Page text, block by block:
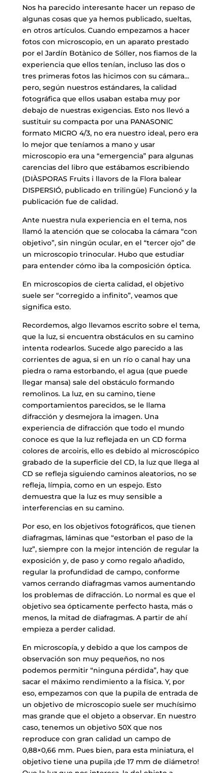
Nos ha parecido interesante hacer un repaso de
algunas cosas que ya hemos publicado, sueltas,
en otros artículos. Cuando empezamos a hacer
fotos con microscopio, en un aparato prestado
por el Jardín Botànico de Sóller, nos fiamos de la
experiencia que ellos tenían, incluso las dos o
tres primeras fotos las hicimos con su cámara…
pero, según nuestros estándares, la calidad
fotográfica que ellos usaban estaba muy por
debajo de nuestras exigencias. Esto nos llevó a
sustituir su compacta por una PANASONIC
formato MICRO 4/3, no era nuestro ideal, pero era
lo mejor que teníamos a mano y usar
microscopio era una “emergencia” para algunas
carencias del libro que estábamos escribiendo
(DIÀSPORAS Fruits i llavors de la Flora balear
DISPERSIÓ, publicado en trilingüe) Funcionó y la
publicación fue de calidad.
Ante nuestra nula experiencia en el tema, nos
llamó la atención que se colocaba la cámara “con
objetivo”, sin ningún ocular, en el “tercer ojo” de
un microscopio trinocular. Hubo que estudiar
para entender cómo iba la composición óptica.
En microscopios de cierta calidad, el objetivo
suele ser “corregido a infinito”, veamos que
significa esto.
Recordemos, algo llevamos escrito sobre el tema,
que la luz, si encuentra obstáculos en su camino
intenta rodearlos. Sucede algo parecido a las
corrientes de agua, si en un río o canal hay una
piedra o rama estorbando, el agua (que puede
llegar mansa) sale del obstáculo formando
remolinos. La luz, en su camino, tiene
comportamientos parecidos, se le llama
difracción y desmejora la imagen. Una
experiencia de difracción que todo el mundo
conoce es que la luz reflejada en un CD forma
colores de arcoiris, ello es debido al microscópico
grabado de la superficie del CD, la luz que llega al
CD se refleja siguiendo caminos aleatorios, no se
refleja, límpia, como en un espejo. Esto
demuestra que la luz es muy sensible a
interferencias en su camino.
Por eso, en los objetivos fotográficos, que tienen
diafragmas, láminas que “estorban el paso de la
luz”, siempre con la mejor intención de regular la
exposición y, de paso y como regalo añadido,
regular la profundidad de campo, conforme
vamos cerrando diafragmas vamos aumentando
los problemas de difracción. Lo normal es que el
objetivo sea ópticamente perfecto hasta, más o
menos, la mitad de diafragmas. A partir de ahí
empieza a perder calidad.
En microscopía, y debido a que los campos de
observación son muy pequeños, no nos
podemos permitir “ninguna pérdida”, hay que
sacar el máximo rendimiento a la física. Y, por
eso, empezamos con que la pupila de entrada de
un objetivo de microscopio suele ser muchísimo
mas grande que el objeto a observar. En nuestro
caso, tenemos un objetivo 50X que nos
reproduce con gran calidad un campo de
0,88×0,66 mm. Pues bien, para esta miniatura, el
objetivo tiene una pupila ¡de 17 mm de diámetro!